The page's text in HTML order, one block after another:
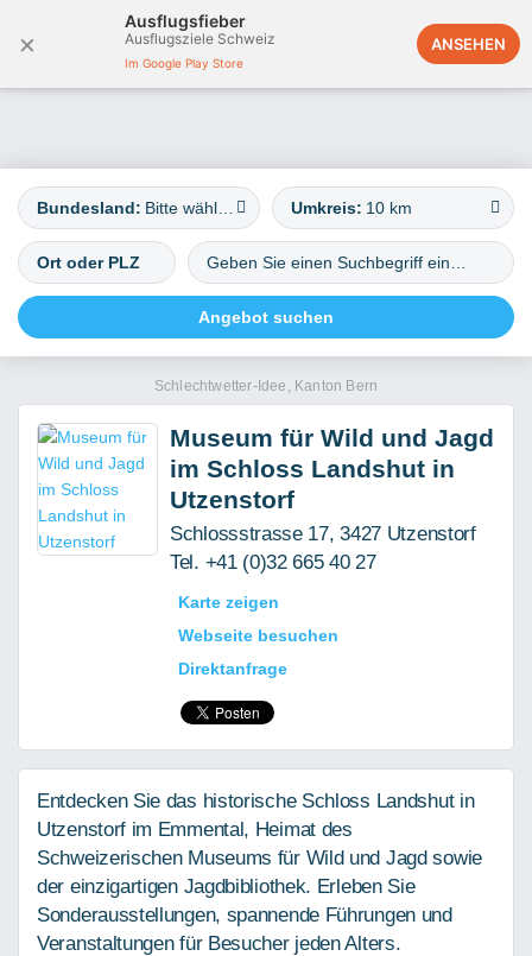
×
Ausflugsfieber
Ausflugsziele Schweiz
Im Google Play Store
ANSEHEN
Österreich
Bundesland: Umkreis: 10 km
Schlechtwetter-Idee, Kanton Bern
Museum für Wild und Jagd
im Schloss Landshut in
Utzenstorf
Schlossstrasse 17, 3427 Utzenstorf
Tel. +41 (0)32 665 40 27
Karte zeigen
Webseite besuchen
Direktanfrage
Entdecken Sie das historische Schloss Landshut in
Utzenstorf im Emmental, Heimat des
Schweizerischen Museums für Wild und Jagd sowie
der einzigartigen Jagdbibliothek. Erleben Sie
Sonderausstellungen, spannende Führungen und
Veranstaltungen für Besucher jeden Alters.